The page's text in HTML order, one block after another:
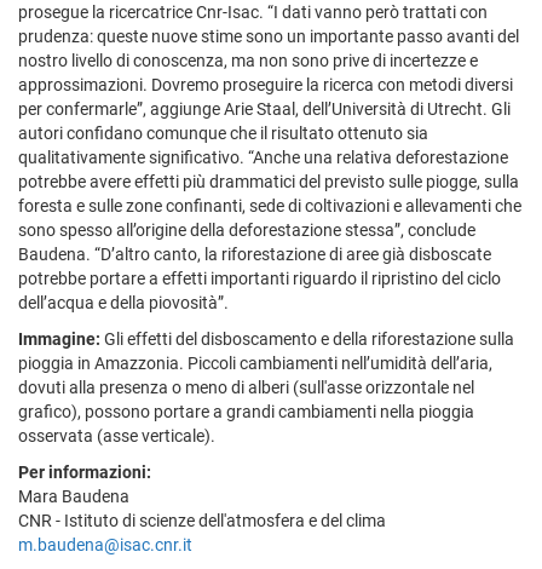
prosegue la ricercatrice Cnr-Isac. “I dati vanno però trattati con
prudenza: queste nuove stime sono un importante passo avanti del
nostro livello di conoscenza, ma non sono prive di incertezze e
approssimazioni. Dovremo proseguire la ricerca con metodi diversi
per confermarle”, aggiunge Arie Staal, dell’Università di Utrecht. Gli
autori confidano comunque che il risultato ottenuto sia
qualitativamente significativo. “Anche una relativa deforestazione
potrebbe avere effetti più drammatici del previsto sulle piogge, sulla
foresta e sulle zone confinanti, sede di coltivazioni e allevamenti che
sono spesso all’origine della deforestazione stessa”, conclude
Baudena. “D’altro canto, la riforestazione di aree già disboscate
potrebbe portare a effetti importanti riguardo il ripristino del ciclo
dell’acqua e della piovosità”.
Immagine: Gli effetti del disboscamento e della riforestazione sulla
pioggia in Amazzonia. Piccoli cambiamenti nell’umidità dell’aria,
dovuti alla presenza o meno di alberi (sull'asse orizzontale nel
grafico), possono portare a grandi cambiamenti nella pioggia
osservata (asse verticale).
Per informazioni:
Mara Baudena
CNR - Istituto di scienze dell'atmosfera e del clima
m.baudena@isac.cnr.it